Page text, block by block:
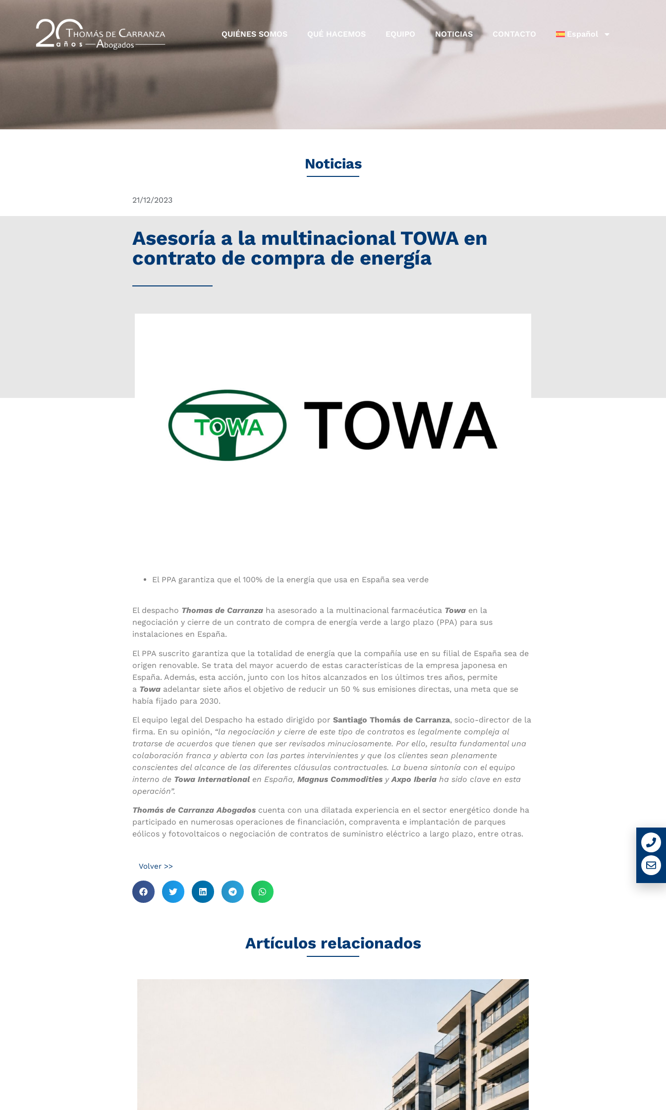
QUIÉNES SOMOS QUÉ HACEMOS EQUIPO NOTICIAS CONTACTO Español
Noticias
21/12/2023
Asesoría a la multinacional TOWA en
contrato de compra de energía
El PPA garantiza que el 100% de la energía que usa en España sea verde
El despacho Thomas de Carranza ha asesorado a la multinacional farmacéutica Towa en la
negociación y cierre de un contrato de compra de energía verde a largo plazo (PPA) para sus
instalaciones en España.
El PPA suscrito garantiza que la totalidad de energía que la compañía use en su filial de España sea de
origen renovable. Se trata del mayor acuerdo de estas características de la empresa japonesa en
España. Además, esta acción, junto con los hitos alcanzados en los últimos tres años, permite
a Towa adelantar siete años el objetivo de reducir un 50 % sus emisiones directas, una meta que se
había fijado para 2030.
El equipo legal del Despacho ha estado dirigido por Santiago Thomás de Carranza, socio-director de la
firma. En su opinión, “la negociación y cierre de este tipo de contratos es legalmente compleja al
tratarse de acuerdos que tienen que ser revisados minuciosamente. Por ello, resulta fundamental una
colaboración franca y abierta con las partes intervinientes y que los clientes sean plenamente
conscientes del alcance de las diferentes cláusulas contractuales. La buena sintonía con el equipo
interno de Towa International en España, Magnus Commodities yAxpo Iberia ha sido clave en esta
operación”.
Thomás de Carranza Abogados cuenta con una dilatada experiencia en el sector energético donde ha
participado en numerosas operaciones de financiación, compraventa e implantación de parques
eólicos y fotovoltaicos o negociación de contratos de suministro eléctrico a largo plazo, entre otras.
Volver >>
Artículos relacionados